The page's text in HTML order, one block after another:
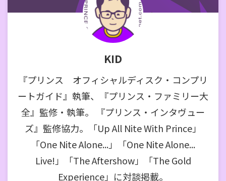
KID
『プリンス オフィシャルディスク・コンプリ
ートガイド』執筆、『プリンス・ファミリー大
全』監修・執筆。 『プリンス・インタヴュー
ズ』監修協力。「Up All Nite With Prince」
「One Nite Alone...」「One Nite Alone...
Live!」「The Aftershow」「The Gold
Experience」に対談掲載。